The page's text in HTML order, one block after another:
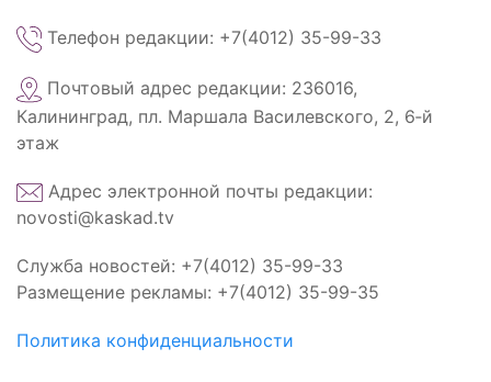
Телефон редакции: +7(4012) 35-99-33
Почтовый адрес редакции: 236016,
Калининград, пл. Маршала Василевского, 2, 6‑й
этаж
Адрес электронной почты редакции:
novosti@kaskad.tv
Служба новостей: +7(4012) 35-99-33
Размещение рекламы: +7(4012) 35-99-35
Политика конфиденциальности